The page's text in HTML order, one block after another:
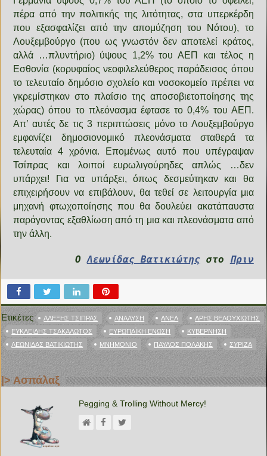
πέρα από την πολιτικής της λιτότητας, στα υπερκέρδη
που εξασφαλίζει από την απομύζηση του Νότου), το
Λουξεμβούργο (που ως γνωστόν δεν αποτελεί κράτος,
αλλά …πλυντήριο) ύψους 1,2% του ΑΕΠ και τέλος η
Εσθονία (κορυφαίος νεοφιλελεύθερος παράδεισος όπου
το τελευταίο δημόσιο σχολείο και νοσοκομείο πρέπει να
γκρεμίστηκαν στο πλαίσιο της αποσοβιετοποίησης της
χώρας) όπου το πλεόνασμα έφτασε το 0,4% του ΑΕΠ.
Απ’ αυτές δε τις 3 περιπτώσεις μόνο το Λουξεμβούργο
εμφανίζει δημοσιονομικό πλεονάσματα σταθερά τα
τελευταία 4 χρόνια. Επομένως αυτό που υπέγραψαν
Τσίπρας και λοιποί ευρωλιγούρηδες απλώς …δεν
υπάρχει! Για να υπάρξει, όπως δεσμεύτηκαν και θα
επιχειρήσουν να επιβάλουν, θα τεθεί σε λειτουργία μια
μηχανή φτωχοποίησης που θα δουλεύει ακατάπαυστα
παράγοντας εξαθλίωση από τη μια και πλεονάσματα από
την άλλη.
ΟΛεωνίδας Βατικιώτηςστο Πριν
Ετικέτες ΑΛΈΞΗΣ ΤΣΊΠΡΑΣ ΑΝΆΛΥΣΗ ΑΝΕΛ
ΆΡΗΣ ΒΕΛΟΥΧΙΏΤΗΣ
ΕΥΚΛΕΊΔΗΣ ΤΣΑΚΑΛΏΤΟΣ
ΕΥΡΩΠΑΪΚΉ ΈΝΩΣΗ
ΚΥΒΈΡΝΗΣΗ
ΛΕΩΝΊΔΑΣ ΒΑΤΙΚΙΏΤΗΣ
ΜΝΗΜΌΝΙΟ ΠΑΎΛΟΣ ΠΟΛΆΚΗΣ ΣΥΡΙΖΑ
|> Ασπάλαξ
Pegging & Trolling Without Mercy!